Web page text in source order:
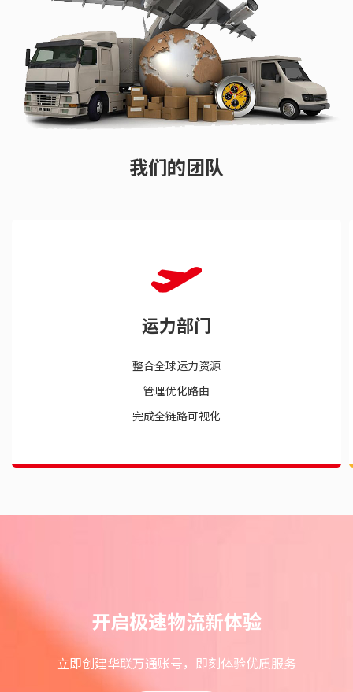
我们的团队
运力部门
整合全球运力资源
管理优化路由
完成全链路可视化
开启极速物流新体验
立即创建华联万通账号，即刻体验优质服务